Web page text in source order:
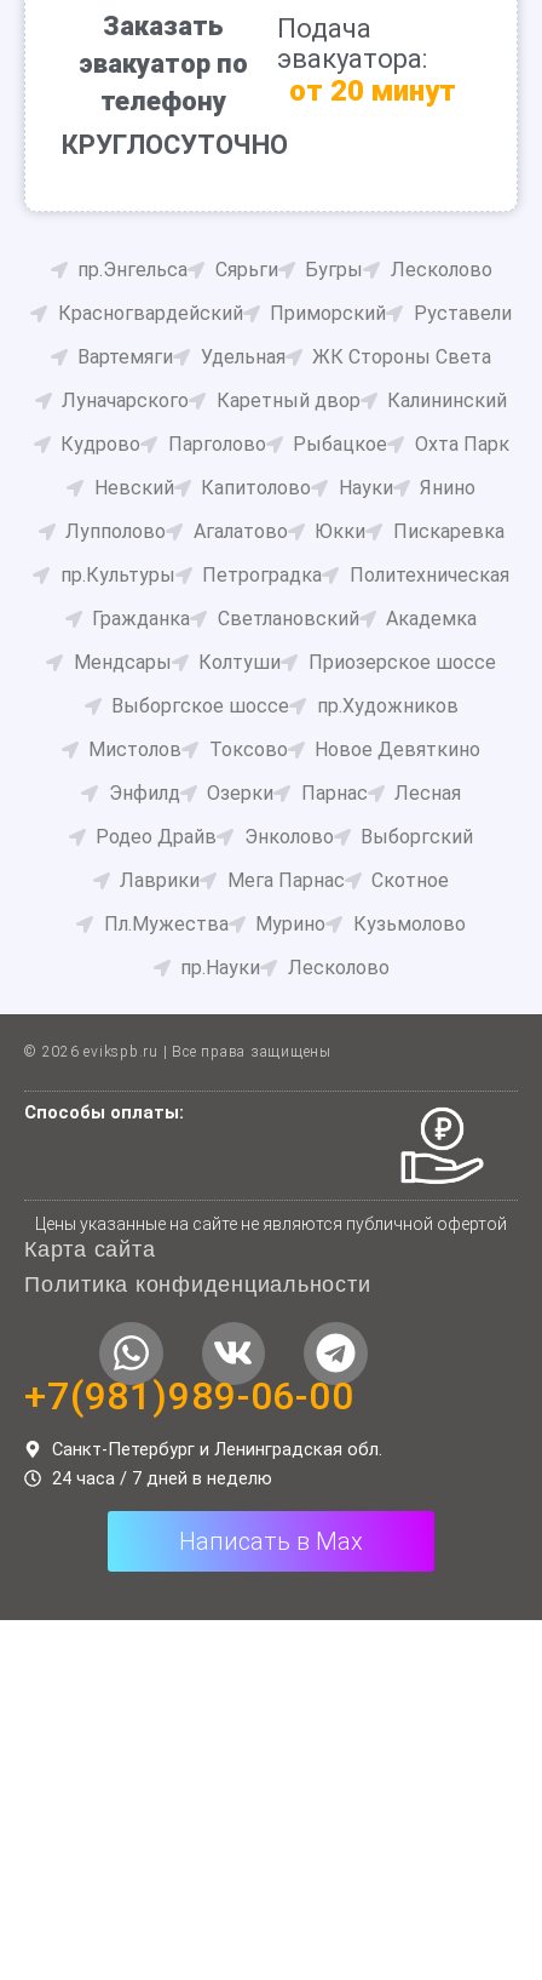
Заказать
эвакуатор по
телефону
КРУГЛОСУТОЧНО
Подача
эвакуатора:
от 20 минут
пр.Энгельса Сярьги Бугры
Лесколово
Красногвардейский
Приморский
Руставели
Вартемяги
Удельная
ЖК Стороны Света
Луначарского
Каретный двор
Калининский
Кудрово
Парголово Рыбацкое
Охта Парк
Невский
Капитолово Науки
Янино
Лупполово
Агалатово Юкки
Пискаревка
пр.Культуры
Петроградка
Политехническая
Гражданка
Светлановский
Академка
Мендсары
Колтуши
Приозерское шоссе
Выборгское шоссе
пр.Художников
Мистолов
Токсово
Новое Девяткино
Энфилд
Озерки Парнас
Лесная
Родео Драйв
Энколово
Выборгский
Лаврики
Мега Парнас
Скотное
Пл.Мужества
Мурино
Кузьмолово
пр.Науки
Лесколово
© 2026 evikspb.ru | Все права защищены
Способы оплаты:
Цены указанные на сайте не являются публичной офертой
Карта сайта
Политика конфиденциальности
W
h
a
t
s
p
p
V
k
T
e
l
e
g
r
a
m
+7(981)989-06-00
Санкт-Петербург и Ленинградская обл.
24 часа / 7 дней в неделю
Написать в Max